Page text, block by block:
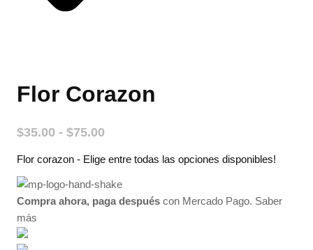
Flor Corazon
$35.00 - $75.00
precios:
$35.00
hasta
Flor corazon - Elige entre todas las opciones disponibles!
Compra ahora, paga después con Mercado Pago. Saber
más